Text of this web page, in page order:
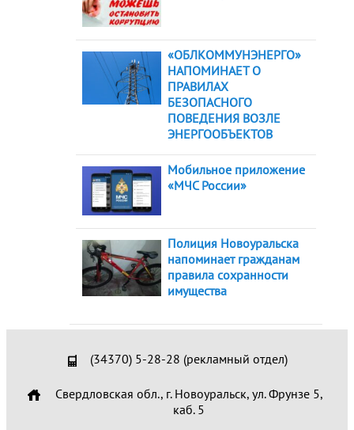
«ОБЛКОММУНЭНЕРГО»
НАПОМИНАЕТ О
ПРАВИЛАХ
БЕЗОПАСНОГО
ПОВЕДЕНИЯ ВОЗЛЕ
ЭНЕРГООБЪЕКТОВ
Мобильное приложение
«МЧС России»
Полиция Новоуральска
напоминает гражданам
правила сохранности
имущества
(34370) 5-28-28 (рекламный отдел)
Свердловская обл., г. Новоуральск, ул. Фрунзе 5,
каб. 5